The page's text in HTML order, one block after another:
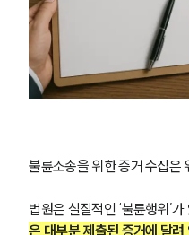
불륜소송을 위한 증거 수집은
법원은 실질적인 ‘불륜행위’
은 대부분 제출된 증거에 달려